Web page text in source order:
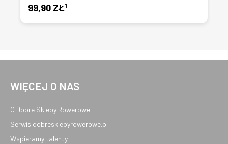
99,90 ZŁ1
WIĘCEJ O NAS
O Dobre Sklepy Rowerowe
Serwis dobresklepyrowerowe.pl
Wspieramy talenty